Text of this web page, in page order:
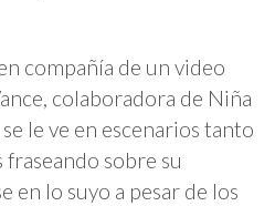
compañía de un video
colaboradora de Niña
le ve en escenarios tanto
sobre su
en lo suyo a pesar de los